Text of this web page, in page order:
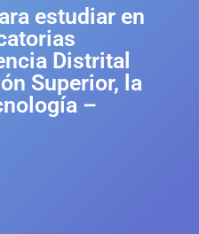
estudiar en
Distrital
Superior, la
–